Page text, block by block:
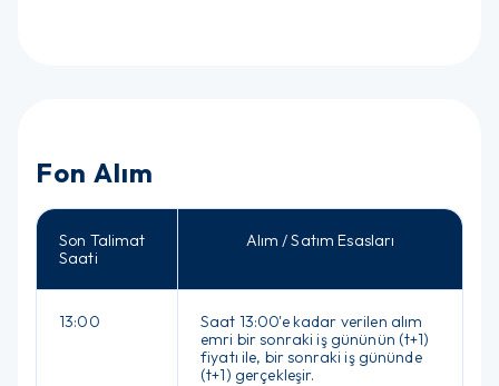
Fon Alım
Son Talimat
Saati
Alım / Satım Esasları
13:00
Saat 13:00'e kadar verilen alım
emri bir sonraki iş gününün (t+1)
fiyatı ile, bir sonraki iş gününde
(t+1) gerçekleşir.